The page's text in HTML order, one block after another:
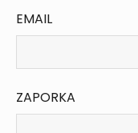
EMAIL
ZAPORKA